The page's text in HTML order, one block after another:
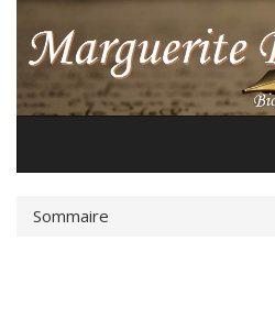
Sommaire